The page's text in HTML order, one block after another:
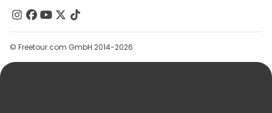
Contacto
Grupos
Ayuda
© Freetour.com GmbH 2014-2026